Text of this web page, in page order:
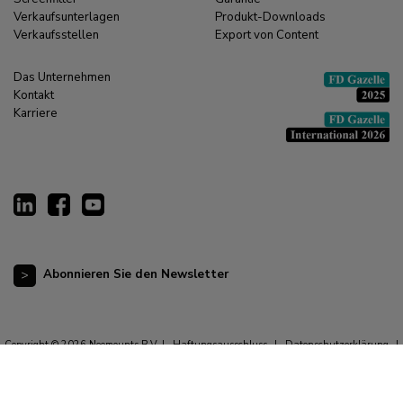
Verkaufsunterlagen
Verkaufsstellen
Produkt-Downloads
Export von Content
Das Unternehmen
Kontakt
Karriere
Abonnieren Sie den Newsletter
Copyright © 2026 Neomounts B.V. | Haftungsausschluss | Datenschutzerklärung |